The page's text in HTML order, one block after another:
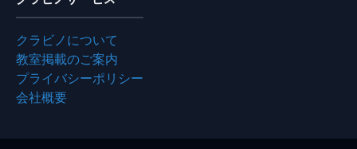
クラビノについて
教室掲載のご案内
プライバシーポリシー
会社概要